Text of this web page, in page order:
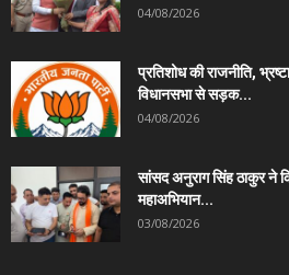
04/08/2026
प्रतिशोध की राजनीति,
विधानसभा से सड़क...
04/08/2026
सांसद अनुराग सिंह ठाकुर ने
महाअभियान...
03/08/2026